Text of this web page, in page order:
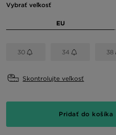
Vybrať veľkosť
EU
30 34 38
Skontrolujte veľkosť
Pridať do košíka